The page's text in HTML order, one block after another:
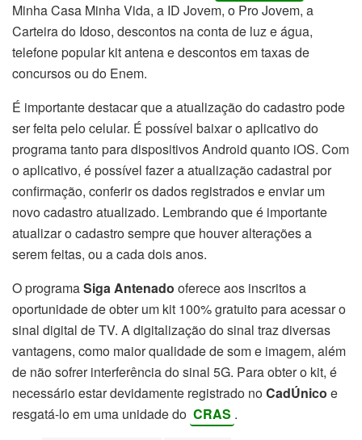
Minha Casa Minha Vida, a ID Jovem, o Pro Jovem, a
Carteira do Idoso, descontos na conta de luz e água,
telefone popular kit antena e descontos em taxas de
concursos ou do Enem.
É importante destacar que a atualização do cadastro pode
ser feita pelo celular. É possível baixar o aplicativo do
programa tanto para dispositivos Android quanto iOS. Com
o aplicativo, é possível fazer a atualização cadastral por
confirmação, conferir os dados registrados e enviar um
novo cadastro atualizado. Lembrando que é importante
atualizar o cadastro sempre que houver alterações a
serem feitas, ou a cada dois anos.
O programaSiga Antenado oferece aos inscritos a
oportunidade de obter um kit 100% gratuito para acessar o
sinal digital de TV. A digitalização do sinal traz diversas
vantagens, como maior qualidade de som e imagem, além
de não sofrer interferência do sinal 5G. Para obter o kit, é
necessário estar devidamente registrado noCadÚnico e
resgatá-lo em uma unidade do CRAS .